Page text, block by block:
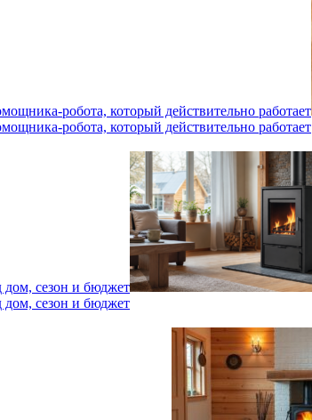
который действительно работает
который действительно работает
дом, сезон и бюджет
дом, сезон и бюджет